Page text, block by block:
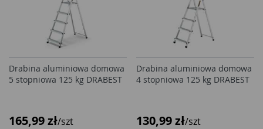
Drabina aluminiowa domowa
5 stopniowa 125 kg DRABEST
165,99 zł/szt
Drabina aluminiowa domowa
4 stopniowa 125 kg DRABEST
130,99 zł/szt